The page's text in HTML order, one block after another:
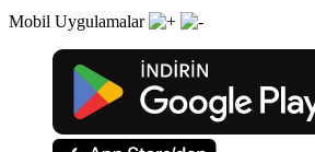
Mobil Uygulamalar